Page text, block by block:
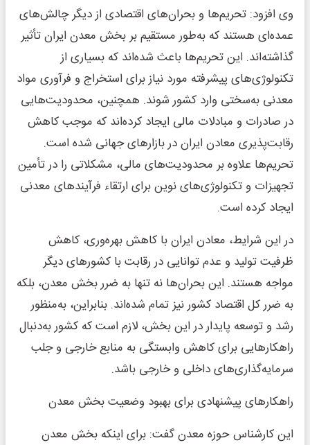
وی افزود: تحریم‌ها و بحران‌های اقتصادی از دیگر چالش‌های
عمده‌ای هستند که به‌طور مستقیم بر بخش معدن ایران تأثیر
گذاشته‌اند. این تحریم‌ها باعث شده‌اند که بسیاری از
تکنولوژی‌های پیشرفته مورد نیاز برای استخراج و فرآوری مواد
معدنی به‌سختی وارد کشور شوند. همچنین، محدودیت‌هایی
در صادرات و مبادلات مالی ایجاد کرده‌اند که موجب کاهش
رقابت‌پذیری معادن ایران در بازارهای جهانی شده است.
تحریم‌ها علاوه بر محدودیت‌های مالی، مشکلاتی را در تأمین
تجهیزات و تکنولوژی‌های نوین برای ارتقاء فرآیندهای معدنی
ایجاد کرده است.
در این شرایط، معادن ایران با کاهش بهره‌وری، کاهش
ظرفیت تولید و عدم توانایی در رقابت با کشورهای دیگر
مواجه هستند. این بحران‌ها نه تنها به ضرر بخش معدن، بلکه
به ضرر کل اقتصاد کشور نیز تمام شده‌اند. بنابراین، به‌منظور
رشد و توسعه پایدار در این بخش، لازم است که کشور به‌دنبال
راهکارهایی برای کاهش وابستگی به منابع خارجی و جلب
سرمایه‌گذاری‌های داخلی و خارجی باشد.
راهکارهای پیشنهادی برای بهبود وضعیت بخش معدن
این کارشناس حوزه معدن گفت: برای اینکه بخش معدن